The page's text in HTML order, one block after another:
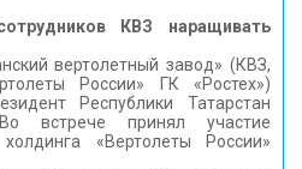
КВЗ наращивать
вертолетный завод» (КВЗ,
России» ГК «Ростех»)
Республики Татарстан
встрече принял участие
«Вертолеты России»